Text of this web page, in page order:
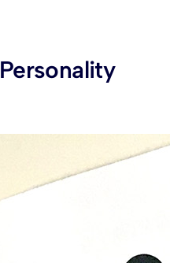
Personality